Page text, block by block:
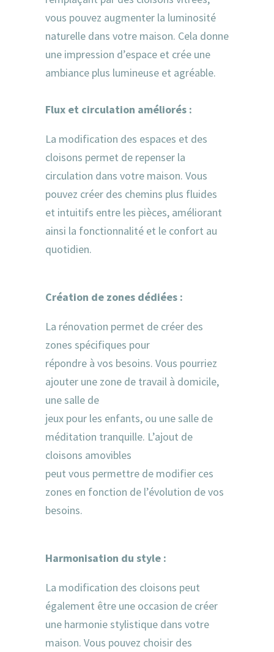
vous pouvez augmenter la luminosité
naturelle dans votre maison. Cela donne
une impression d’espace et crée une
ambiance plus lumineuse et agréable.
Flux et circulation améliorés :
La modification des espaces et des
cloisons permet de repenser la
circulation dans votre maison. Vous
pouvez créer des chemins plus fluides
et intuitifs entre les pièces, améliorant
ainsi la fonctionnalité et le confort au
quotidien.
Création de zones dédiées :
La rénovation permet de créer des
zones spécifiques pour
répondre à vos besoins. Vous pourriez
ajouter une zone de travail à domicile,
une salle de
jeux pour les enfants, ou une salle de
méditation tranquille. L’ajout de
cloisons amovibles
peut vous permettre de modifier ces
zones en fonction de l’évolution de vos
besoins.
Harmonisation du style :
La modification des cloisons peut
également être une occasion de créer
une harmonie stylistique dans votre
maison. Vous pouvez choisir des